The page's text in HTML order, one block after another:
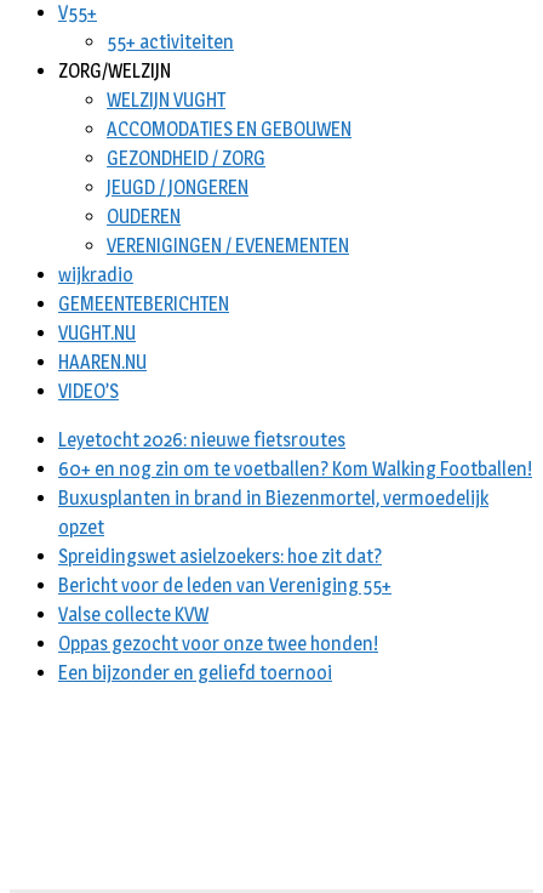
V55+
55+ activiteiten
ZORG/WELZIJN
WELZIJN VUGHT
ACCOMODATIES EN GEBOUWEN
GEZONDHEID / ZORG
JEUGD / JONGEREN
OUDEREN
VERENIGINGEN / EVENEMENTEN
wijkradio
GEMEENTEBERICHTEN
VUGHT.NU
HAAREN.NU
VIDEO’S
Leyetocht 2026: nieuwe fietsroutes
60+ en nog zin om te voetballen? Kom Walking Footballen!
Buxusplanten in brand in Biezenmortel, vermoedelijk
opzet
Spreidingswet asielzoekers: hoe zit dat?
Bericht voor de leden van Vereniging 55+
Valse collecte KVW
Oppas gezocht voor onze twee honden!
Een bijzonder en geliefd toernooi